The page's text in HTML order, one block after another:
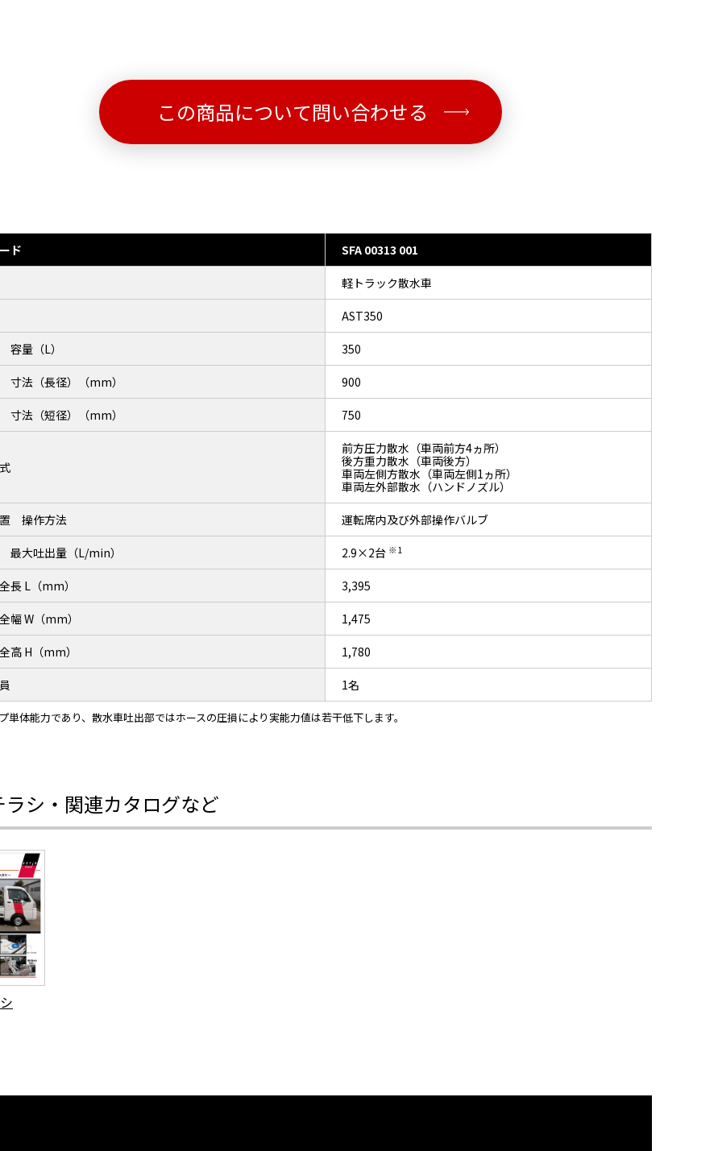
この商品について問い合わせる
ド SFA 00313 001
軽トラック散水車
AST350
量（L） 350
寸法（長径）（mm） 900
寸法（短径）（mm） 750
前方圧力散水（車両前方4ヵ所）
後方重力散水（車両後方）
車両左側方散水（車両左側1ヵ所）
車両左外部散水（ハンドノズル）
操作方法 運転席内及び外部操作バルブ
最大吐出量（L/min） 2.9×2台 ※1
長 L（mm） 3,395
W（mm） 1,475
高 H（mm） 1,780
1名
単体能力であり、散水車吐出部ではホースの圧損により実能力値は若干低下します。
ラシ・関連カタログなど